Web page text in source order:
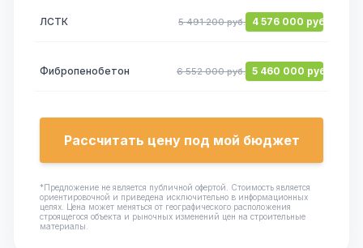
ЛСТК 5 491 200 руб. 4 576 000 руб.
Фибропенобетон 6 552 000 руб. 5 460 000 руб.
Рассчитать цену под мой бюджет
*Предложение не является публичной офертой. Стоимость является
ориентировочной и приведена исключительно в информационных
целях. Цена может меняться от географического расположения
строящегося объекта и рыночных изменений цен на строительные
материалы.